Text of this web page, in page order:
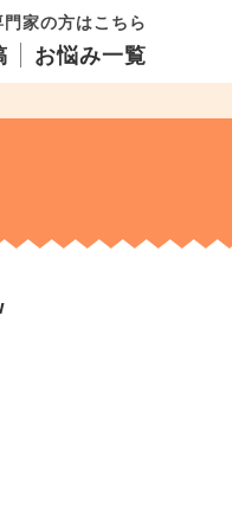
門家の方はこちら
お悩み一覧